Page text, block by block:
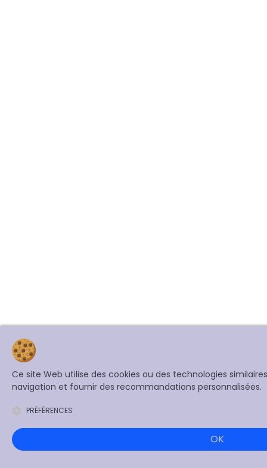
Ce site Web utilise des cookies ou des technologies
navigation et fournir des recommandations personnalisées.
PRÉFÉRENCES
OK